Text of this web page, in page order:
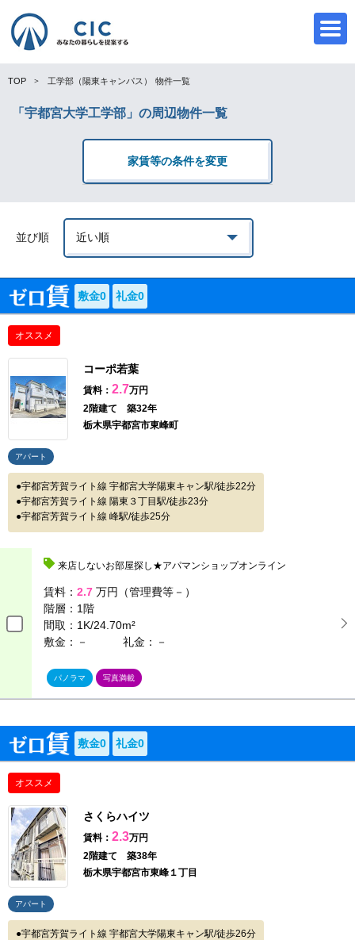
TOP 工学部（陽東キャンパス） 物件一覧
「宇都宮大学工学部」の周辺物件一覧
家賃等の条件を変更
並び順
敷金0 礼金0
オススメ
コーポ若葉
賃料： 2.7万円
2階建て 築32年
栃木県宇都宮市東峰町
アパート
宇都宮芳賀ライト線 宇都宮大学陽東キャン駅/徒歩22分
宇都宮芳賀ライト線 陽東３丁目駅/徒歩23分
宇都宮芳賀ライト線 峰駅/徒歩25分
来店しないお部屋探し★アパマンショップオンライン
賃料： 2.7 万円（管理費等－）
階層： 1階
間取： 1K/24.70m²
敷金：－
礼金：－
パノラマ 写真満載
敷金0 礼金0
オススメ
さくらハイツ
賃料： 2.3万円
2階建て 築38年
栃木県宇都宮市東峰１丁目
アパート
宇都宮芳賀ライト線 宇都宮大学陽東キャン駅/徒歩26分